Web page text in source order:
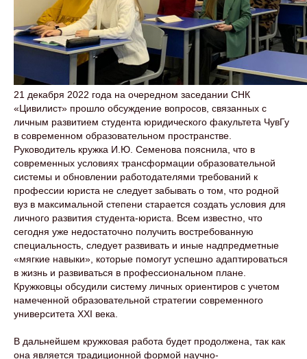
21 декабря 2022 года на очередном заседании СНК
«Цивилист» прошло обсуждение вопросов, связанных с
личным развитием студента юридического факультета ЧувГу
в современном образовательном пространстве.
Руководитель кружка И.Ю. Семенова пояснила, что в
современных условиях трансформации образовательной
системы и обновлении работодателями требований к
профессии юриста не следует забывать о том, что родной
вуз в максимальной степени старается создать условия для
личного развития студента-юриста. Всем известно, что
сегодня уже недостаточно получить востребованную
специальность, следует развивать и иные надпредметные
«мягкие навыки», которые помогут успешно адаптироваться
в жизнь и развиваться в профессиональном плане.
Кружковцы обсудили систему личных ориентиров с учетом
намеченной образовательной стратегии современного
университета XXI века.
В дальнейшем кружковая работа будет продолжена, так как
она является традиционной формой научно-